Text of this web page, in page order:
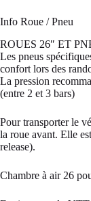
Info Roue / Pneu
ROUES 26″ ET
Les pneus
confort lors des
La pression
(entre 2 et 3 bars)
Pour transporter le
la roue avant. Elle
release).
Chambre à air 26